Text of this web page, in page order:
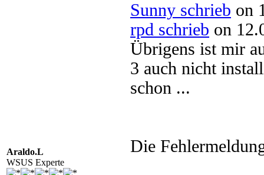
Araldo.L
WSUS Experte
Sunny schrieb on
rpd schrieb on
Übrigens ist mir
3 auch nicht
schon ...
Die